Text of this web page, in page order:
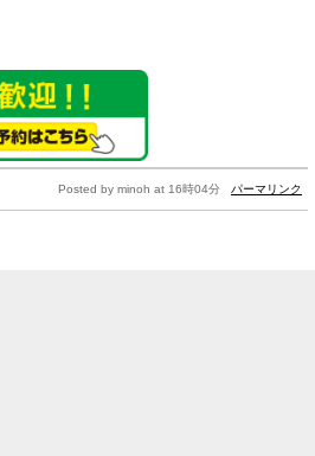
Posted by minoh at 16時04分 パーマリンク